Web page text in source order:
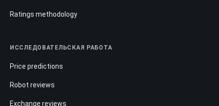
Ratings methodology
ИССЛЕДОВАТЕЛЬСКАЯ РАБОТА
Price predictions
Robot reviews
Exchange reviews